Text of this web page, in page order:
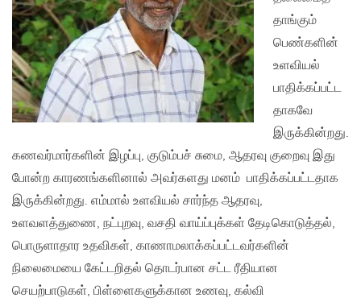
தாங்கும்
பெண்களின்
உளவியல்
பாதிக்கப்பட்ட
தாகவே
இருக்கின்றது.
கணவர்மார்களின் இழப்பு, குடும்பச் சுமை, ஆதரவு குறைவு இது
போன்ற காரணங்களினால் அவர்களது மனம் பாதிக்கப்பட்டதாக
இருக்கின்றது. எம்மால் உளவியல் சார்ந்த ஆதரவு,
உளவளத்துணை, நட்புறவு, வசதி வாய்ப்புக்கள் தேடிகொடுத்தல்,
பொருளாதார உதவிகள், காணாமலாக்கப்பட்டவர்களின்
நிலைமையை கேட்டறிதல் தொடர்பான சட்ட ரீதியான
செயற்பாடுகள், பிள்ளைகளுக்கான உணவு, கல்வி